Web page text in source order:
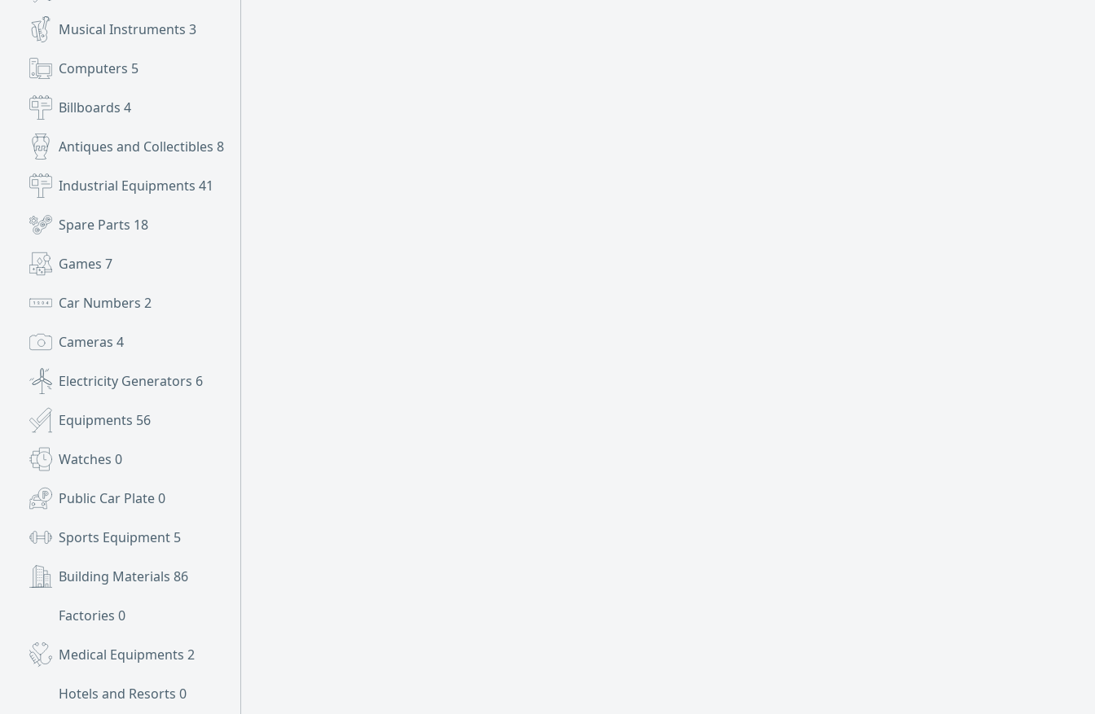
Musical Instruments 3
Computers 5
Billboards 4
Antiques and Collectibles 8
Industrial Equipments 41
Spare Parts 18
Games 7
Car Numbers 2
Cameras 4
Electricity Generators 6
Equipments 56
Watches 0
Public Car Plate0
Sports Equipment 5
Building Materials 86
Factories 0
Medical Equipments 2
Hotels and Resorts 0